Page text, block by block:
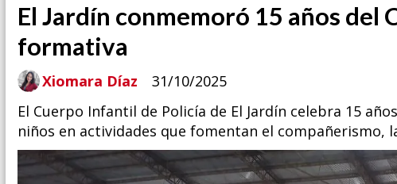
El Jardín conmemoró 15 años
formativa
El Cuerpo Infantil de Policía de El Jardín celebra 15
niños en actividades que fomentan el
31/10/2025
Xiomara Díaz